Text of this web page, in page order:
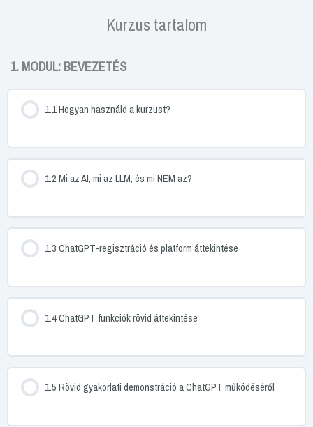
Kurzus tartalom
1. MODUL: BEVEZETÉS
1.1 Hogyan használd a kurzust?
1.2 Mi az AI, mi az LLM, és mi NEM az?
1.3 ChatGPT-regisztráció és platform áttekintése
1.4 ChatGPT funkciók rövid áttekintése
1.5 Rövid gyakorlati demonstráció a ChatGPT működéséről